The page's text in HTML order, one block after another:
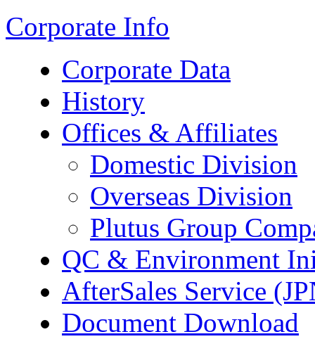
Corporate Info
Corporate Data
History
Offices & Affiliates
Domestic Division
Overseas Division
Plutus Group
QC & Environment
AfterSales Service
Document Download